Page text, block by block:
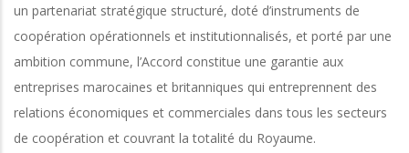
un partenariat stratégique structuré, doté d’instruments de
coopération opérationnels et institutionnalisés, et porté par une
ambition commune, l’Accord constitue une garantie aux
entreprises marocaines et britanniques qui entreprennent des
relations économiques et commerciales dans tous les secteurs
de coopération et couvrant la totalité du Royaume.